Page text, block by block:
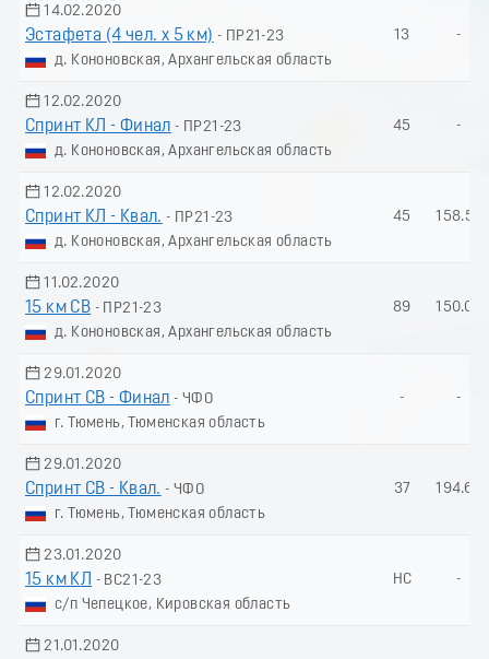
14.02.2020
Эстафета (4 чел. х 5 км) - ПР21-23
д. Кононовская, Архангельская область
13 -
12.02.2020
Спринт КЛ - Финал - ПР21-23
д. Кононовская, Архангельская область
45 -
12.02.2020
Спринт КЛ - Квал. - ПР21-23
д. Кононовская, Архангельская область
45 158.57
11.02.2020
15 км СВ - ПР21-23
д. Кононовская, Архангельская область
89 150.00
29.01.2020
Спринт СВ - Финал - ЧФО
г. Тюмень, Тюменская область
- -
29.01.2020
Спринт СВ - Квал. - ЧФО
г. Тюмень, Тюменская область
37 194.64
23.01.2020
15 км КЛ
- ВС21-23
с/п Чепецкое, Кировская область
НС -
21.01.2020